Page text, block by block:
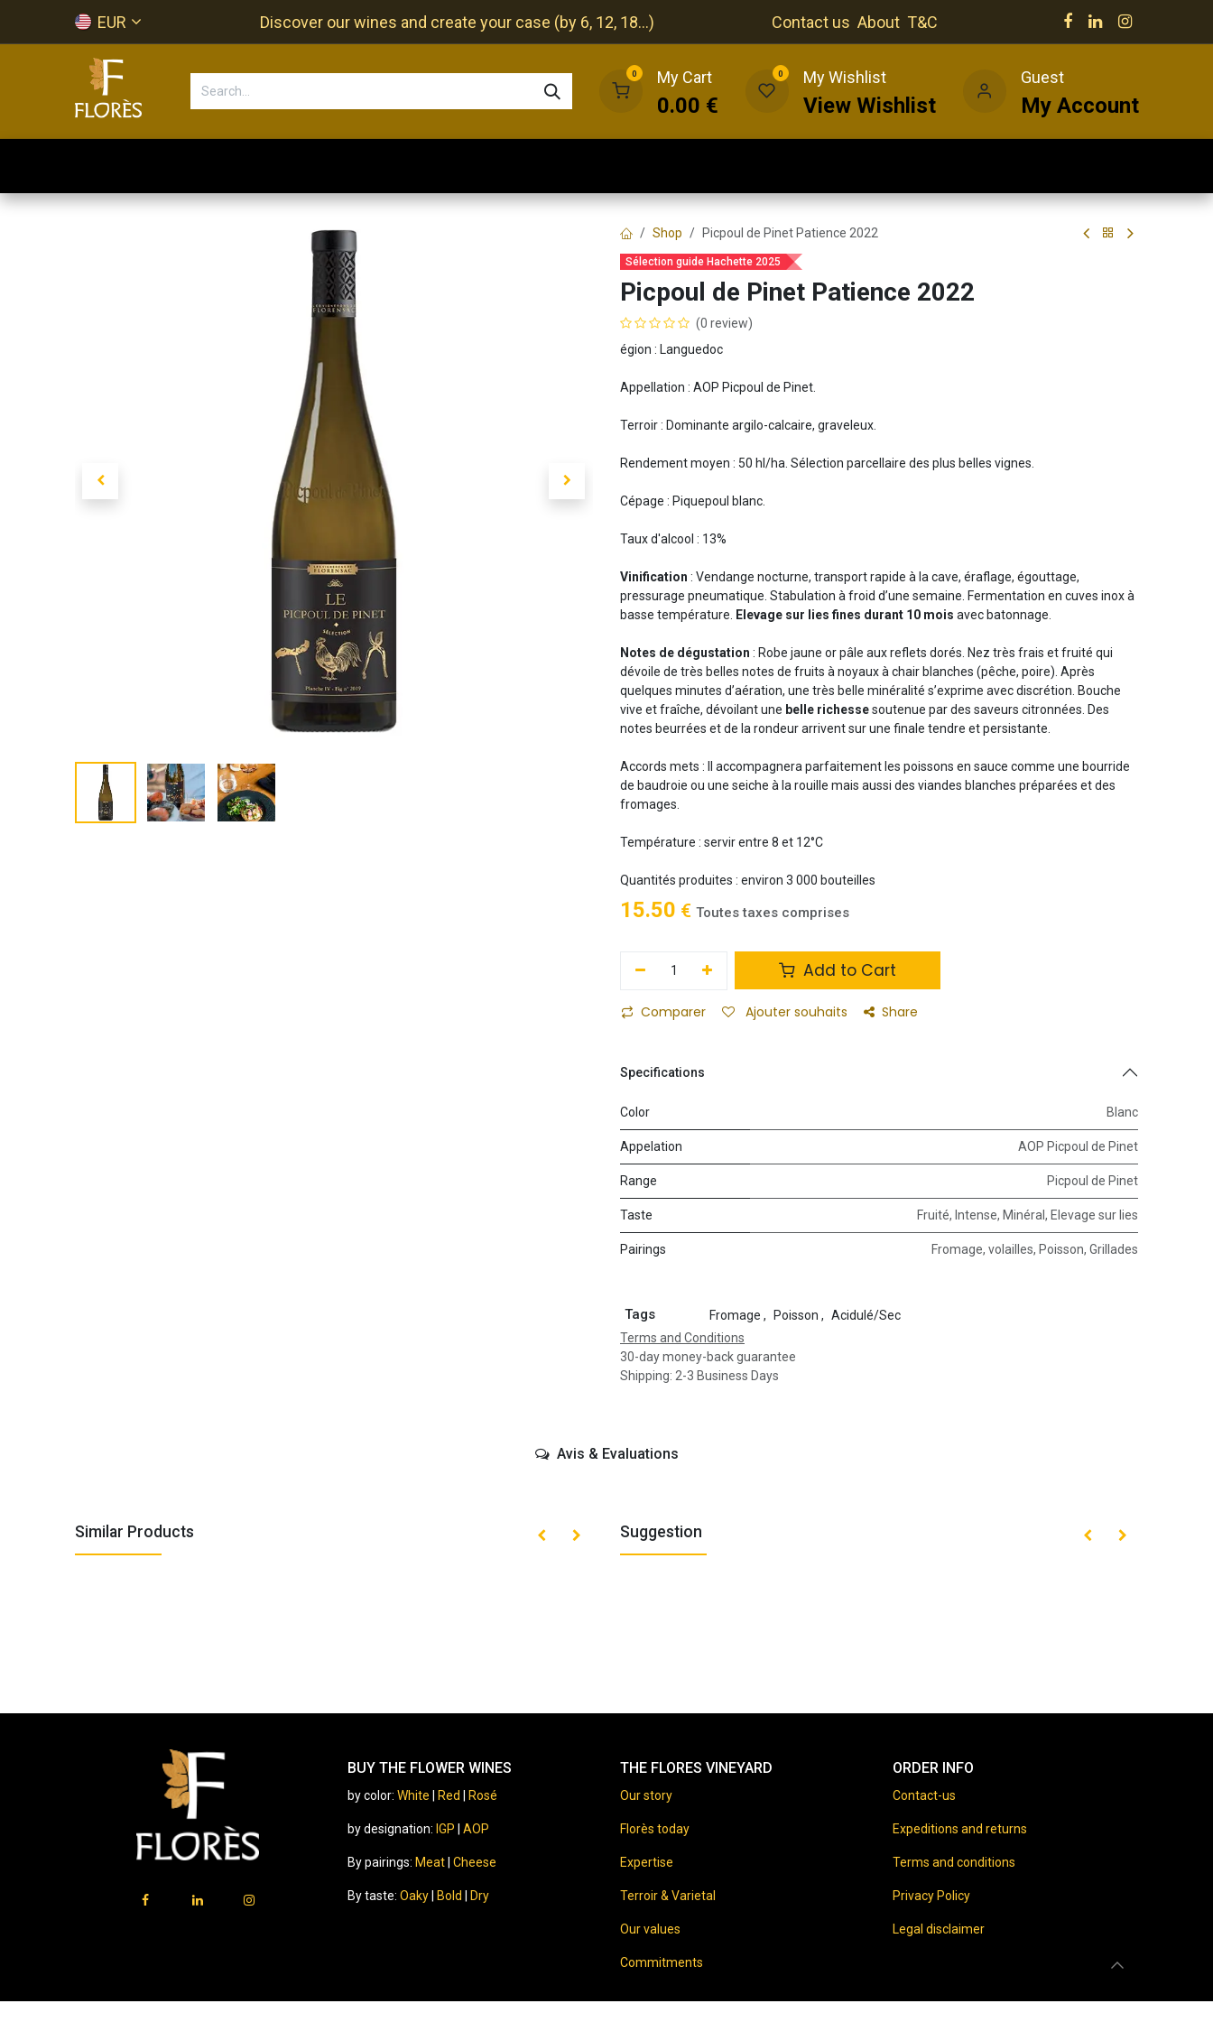
EUR Discover our wines and create your case (by 6, 12, 18...) Contact us About T&C
0 My Cart
0.00 €
0 My Wishlist
View Wishlist
Guest
My Account
Shop Picpoul de Pinet Patience 2022
Sélection guide Hachette 2025
Picpoul de Pinet Patience 2022
(0 review)
égion : Languedoc
Appellation : AOP Picpoul de Pinet.
Terroir : Dominante argilo-calcaire, graveleux.
Rendement moyen : 50 hl/ha. Sélection parcellaire des plus belles vignes.
Cépage : Piquepoul blanc.
Taux d'alcool : 13%
Vinification : Vendange nocturne, transport rapide à la cave, éraflage, égouttage,
pressurage pneumatique. Stabulation à froid d’une semaine. Fermentation en cuves inox à
basse température.
Elevage sur lies fines durant 10 mois avec batonnage.
Notes de dégustation : Robe jaune or pâle aux reflets dorés. Nez très frais et fruité qui
dévoile de très belles notes de fruits à noyaux à chair blanches (pêche, poire). Après
quelques minutes d’aération, une très belle minéralité s’exprime avec discrétion. Bouche
vive et fraîche, dévoilant une belle richessesoutenue par des saveurs citronnées. Des
notes beurrées et de la rondeur arrivent sur une finale tendre et persistante.
Accords mets : Il accompagnera parfaitement les poissons en sauce comme une bourride
de baudroie ou une seiche à la rouille mais aussi des viandes blanches préparées et des
fromages.
Température : servir entre 8 et 12°C
Quantités produites : environ 3 000 bouteilles
15.50 € Toutes taxes comprises
Add to Cart
Comparer Ajouter souhaits Share
Specifications
Color Blanc
Appelation AOP Picpoul de Pinet
Range Picpoul de Pinet
Taste Fruité, Intense, Minéral , Elevage sur lies
Pairings Fromage, volailles, Poisson, Grillades
Tags Fromage , Poisson , Acidulé/Sec
Terms and Conditions
30-day money-back guarantee
Shipping: 2-3 Business Days
Avis & Evaluations
Similar Products Suggestion
BUY THE FLOWER WINES
by color: White Red Rosé
by designation: IGP AOP
By pairings: Meat| Cheese
By taste: Oaky Bold Dry
THE FLORES VINEYARD
Our story
Florès today
Expertise
Terroir & Varietal
Our values
Commitments
ORDER INFO
Contact-us
Expeditions and returns
Terms and conditions
Privacy Policy
Legal disclaimer